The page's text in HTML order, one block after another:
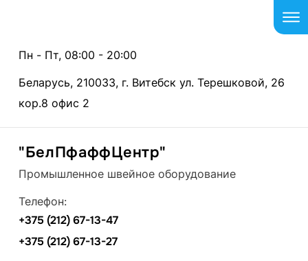
Пн - Пт, 08:00 - 20:00
Беларусь, 210033, г. Витебск ул. Терешковой, 26
кор.8 офис 2
"БелПфаффЦентр"
Промышленное швейное оборудование
Телефон:
+375 (212) 67-13-47
+375 (212) 67-13-27